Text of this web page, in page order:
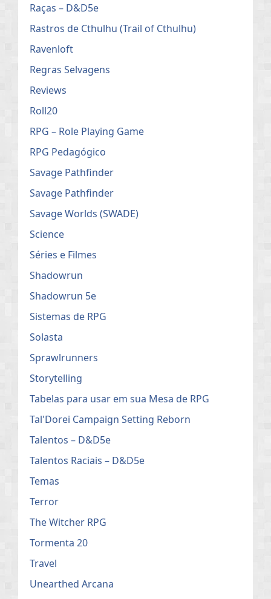
Raças – D&D5e
Rastros de Cthulhu (Trail of Cthulhu)
Ravenloft
Regras Selvagens
Reviews
Roll20
RPG – Role Playing Game
RPG Pedagógico
Savage Pathfinder
Savage Pathfinder
Savage Worlds (SWADE)
Science
Séries e Filmes
Shadowrun
Shadowrun 5e
Sistemas de RPG
Solasta
Sprawlrunners
Storytelling
Tabelas para usar em sua Mesa de RPG
Tal'Dorei Campaign Setting Reborn
Talentos – D&D5e
Talentos Raciais – D&D5e
Temas
Terror
The Witcher RPG
Tormenta 20
Travel
Unearthed Arcana